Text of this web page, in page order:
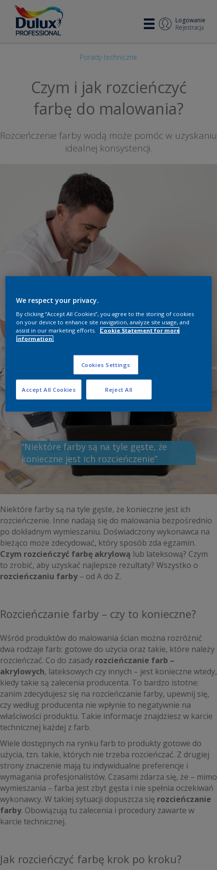
Logowanie
Rejestracja
Porady techniczne
Czym i jak rozcieńczyć
farbę do malowania?
Rozcieńczenie farby wodą może pomóc w uzyskaniu
idealnej konsystencji.
“Niektóre farby są na tyle gęste, że
konieczne jest ich rozcieńczenie”
Niektóre farby są na tyle gęste, że konieczne jest ich
rozcieńczenie. Inne nadają się do malowania bezpośrednio
po dokładnym wymieszaniu. Doświadczony wykonawca na
bieżąco może zdecydować, który sposób zda egzamin.
Czym rozcieńczyć farbę akrylową lub lateksową? Czym
to zrobić, aby uzyskać najlepsze rezultaty? Wszystko o
rozcieńczaniu farby– od A do Z.
Rozcieńczanie farby – czy to konieczne?
Wśród produktów do malowania ścian można rozróżnić
dwa rodzaje farb: gotowe do użycia oraz takie, które należy
rozcieńczać. Co do zasady rozcieńczanie farb –
akrylowych, lateksowych czy innych – jest konieczne wtedy,
kiedy takie są zalecenia producenta. To bardzo istotne:
zanim zdecydujesz się na rozcieńczanie farby, upewnij się,
czy według producenta nie wpłynie to negatywnie na
właściwości produktu. Takie informacje znajdziesz w karcie
technicznej każdej z farb.
Wiele dostępnych na rynku farb to produkty gotowe do
użycia, tzn. takie, których nie trzeba rozcieńczać. Z drugiej
strony znaczenie mają tu indywidualne preferencje i
wymagania profesjonalistów. Czasami zdarza się, że – mimo
wymieszania – farba jest zbyt gęsta i nie spełnia oczekiwań
wykonawcy. W takiej sytuacji dopuszcza się rozcieńczanie
farby. Obowiązują tu zalecenia i procedury zawarte w
karcie technicznej.
Jak rozcieńczyć farbę krok po kroku?
We respect your privacy.
By clicking “Accept All Cookies”, you agree to the storing of cookies
on your device to enhance site navigation, analyze site usage, and
assist in our marketing efforts.
Cookie Statement for more
information.
Cookies Settings
Reject All
Accept All Cookies